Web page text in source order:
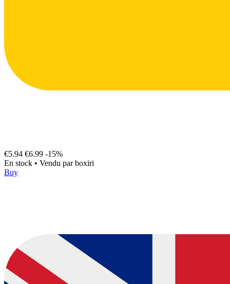
€5.94 €6.99 -15%
En stock • Vendu parboxiri
Buy